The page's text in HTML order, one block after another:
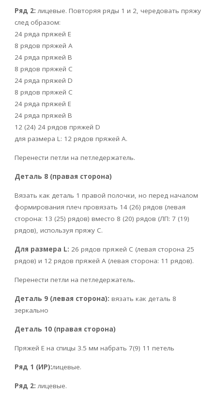
Ряд 2: лицевые. Повторяя ряды 1 и 2, чередовать пряжу
след образом:
24 ряда пряжей Е
8 рядов пряжей А
24 ряда пряжей В
8 рядов пряжей С
24 ряда пряжей D
8 рядов пряжей С
24 ряда пряжей Е
24 ряда пряжей В
12 (24) 24 рядов пряжей D
для размера L: 12 рядов пряжей А.
Перенести петли на петледержатель.
Деталь 8 (правая сторона)
Вязать как деталь 1 правой полочки, но перед началом
формирования плеч провязать 14 (26) рядов (левая
сторона: 13 (25) рядов) вместо 8 (20) рядов (ЛП: 7 (19)
рядов), используя пряжу С.
Для размера L: 26 рядов пряжей С (левая сторона 25
рядов) и 12 рядов пряжей А (левая сторона: 11 рядов).
Перенести петли на петледержатель.
Деталь 9 (левая сторона): вязать как деталь 8
зеркально
Деталь 10 (правая сторона)
Пряжей E на спицы 3.5 мм набрать 7(9) 11 петель
Ряд 1 (ИР):лицевые.
Ряд 2: лицевые.